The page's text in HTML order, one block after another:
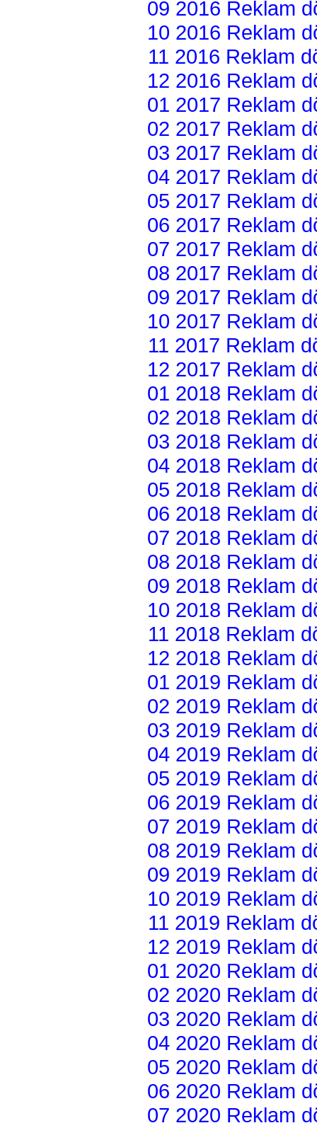
09 2016 Reklam
10 2016 Reklam
11 2016 Reklam
12 2016 Reklam
01 2017 Reklam
02 2017 Reklam
03 2017 Reklam
04 2017 Reklam
05 2017 Reklam
06 2017 Reklam
07 2017 Reklam
08 2017 Reklam
09 2017 Reklam
10 2017 Reklam
11 2017 Reklam
12 2017 Reklam
01 2018 Reklam
02 2018 Reklam
03 2018 Reklam
04 2018 Reklam
05 2018 Reklam
06 2018 Reklam
07 2018 Reklam
08 2018 Reklam
09 2018 Reklam
10 2018 Reklam
11 2018 Reklam
12 2018 Reklam
01 2019 Reklam
02 2019 Reklam
03 2019 Reklam
04 2019 Reklam
05 2019 Reklam
06 2019 Reklam
07 2019 Reklam
08 2019 Reklam
09 2019 Reklam
10 2019 Reklam
11 2019 Reklam
12 2019 Reklam
01 2020 Reklam
02 2020 Reklam
03 2020 Reklam
04 2020 Reklam
05 2020 Reklam
06 2020 Reklam
07 2020 Reklam